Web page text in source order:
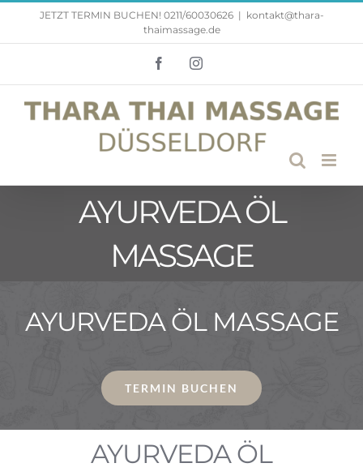
JETZT TERMIN BUCHEN! 0211/60030626 | kontakt@thara-
thaimassage.de
FacebookInstagram
AYURVEDA ÖL
MASSAGE
AYURVEDA ÖL MASSAGE
TERMIN BUCHEN
AYURVEDA ÖL